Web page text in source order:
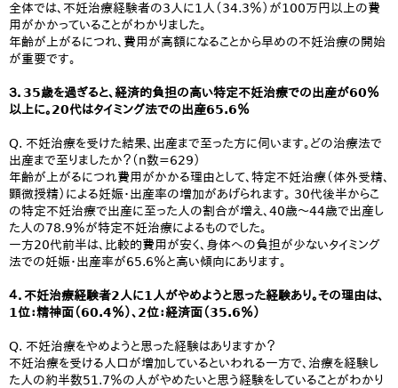
全体では、不妊治療経験者の3人に1人（34.3％）が100万円以上の費
用がかかっていることがわかりました。
年齢が上がるにつれ、費用が高額になることから早めの不妊治療の開始
が重要です。
３．35歳を過ぎると、経済的負担の高い特定不妊治療での出産が60％
以上に。20代はタイミング法での出産65.6％
Q. 不妊治療を受けた結果、出産まで至った方に伺います。どの治療法で
出産まで至りましたか？（n数=629）
年齢が上がるにつれ費用がかかる理由として、特定不妊治療（体外受精、
顕微授精）による妊娠・出産率の増加があげられます。 30代後半からこ
の特定不妊治療で出産に至った人の割合が増え、40歳～44歳で出産し
た人の78.9％が特定不妊治療によるものでした。
一方20代前半は、比較的費用が安く、身体への負担が少ないタイミング
法での妊娠・出産率が65.6％と高い傾向にあります。
４．不妊治療経験者2人に1人がやめようと思った経験あり。その理由は、
1位：精神面（60.4％）、2位：経済面（35.6％）
Q. 不妊治療をやめようと思った経験はありますか？
不妊治療を受ける人口が増加しているといわれる一方で、治療を経験し
た人の約半数51.7％の人がやめたいと思う経験をしていることがわかり